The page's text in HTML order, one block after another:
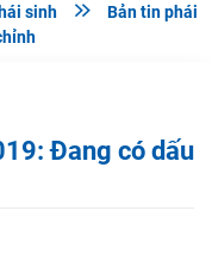
sinh 
Bản tin phái
Đang có dấu